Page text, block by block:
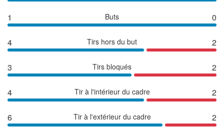
1 Buts 0
4 Tirs hors du but 2
3 Tirs bloqués 2
4 Tir à l'intérieur du cadre 2
6 Tir à l'extérieur du cadre 2